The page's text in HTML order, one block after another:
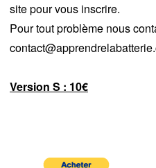
site pour vous inscrire.
Pour tout problème nous
Version S : 10€